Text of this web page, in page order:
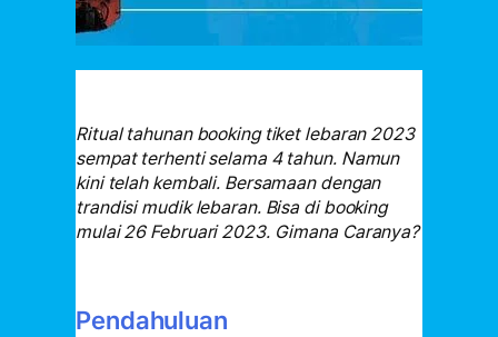
Ritual tahunan booking tiket lebaran 2023
sempat terhenti selama 4 tahun. Namun
kini telah kembali. Bersamaan dengan
trandisi mudik lebaran. Bisa di booking
mulai 26 Februari 2023. Gimana Caranya?
Pendahuluan